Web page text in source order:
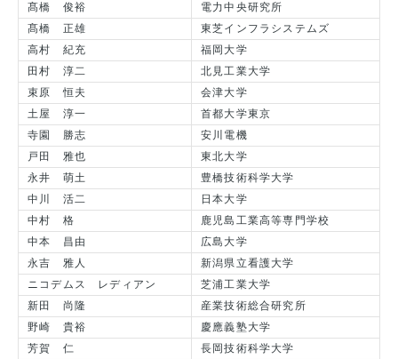
髙橋 俊裕
電力中央研究所
髙橋 正雄
東芝インフラシステムズ
高村 紀充
福岡大学
田村 淳二
北見工業大学
束原 恒夫
会津大学
土屋 淳一
首都大学東京
寺園 勝志
安川電機
戸田 雅也
東北大学
永井 萌土
豊橋技術科学大学
中川 活二
日本大学
中村 格
鹿児島工業高等専門学校
中本 昌由
広島大学
永吉 雅人
新潟県立看護大学
ニコデムス レディアン
芝浦工業大学
新田 尚隆
産業技術総合研究所
野崎 貴裕
慶應義塾大学
芳賀 仁
長岡技術科学大学